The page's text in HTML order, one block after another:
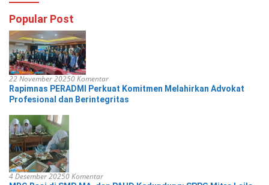
Popular Post
22 November 20250 Komentar
Rapimnas PERADMI Perkuat Komitmen Melahirkan Advokat
Profesional dan Berintegritas
4 Desember 20250 Komentar